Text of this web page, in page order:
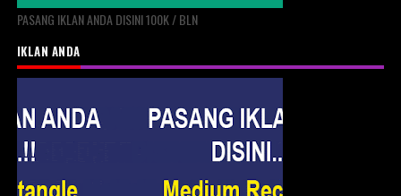
PASANG IKLAN ANDA DISINI 100K / BLN
IKLAN ANDA